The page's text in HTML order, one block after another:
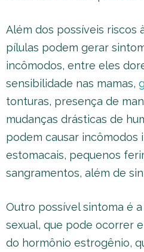
Além dos possíveis riscos
pílulas podem gerar
incômodos, entre eles
sensibilidade nas mamas,
tonturas, presença de
mudanças drásticas de
podem causar incômodos
estomacais, pequenos
sangramentos, além de
Outro possível sintoma é
sexual, que pode ocorrer
do hormônio estrogênio,